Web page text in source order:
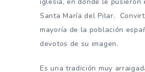
Santa María del Pilar.
mayoría de la población
devotos de su imagen.
Es una tradición muy